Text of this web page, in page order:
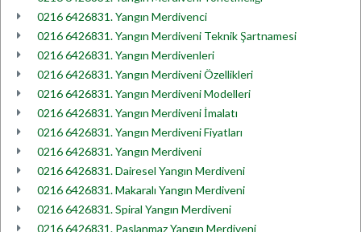
0216 6426831. Yangın Merdivenci
0216 6426831. Yangın Merdiveni Teknik Şartnamesi
0216 6426831. Yangın Merdivenleri
0216 6426831. Yangın Merdiveni Özellikleri
0216 6426831. Yangın Merdiveni Modelleri
0216 6426831. Yangın Merdiveni İmalatı
0216 6426831. Yangın Merdiveni Fiyatları
0216 6426831. Yangın Merdiveni
0216 6426831. Dairesel Yangın Merdiveni
0216 6426831. Makaralı Yangın Merdiveni
0216 6426831. Spiral Yangın Merdiveni
0216 6426831. Paslanmaz Yangın Merdiveni